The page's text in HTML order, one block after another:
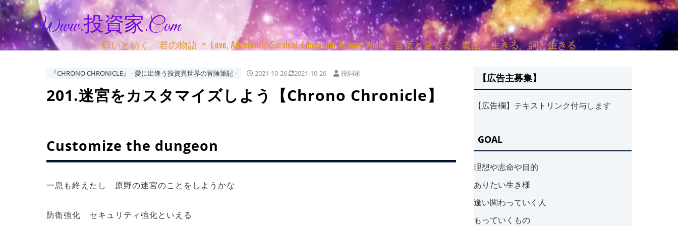
Www.投資家.com
願いと紡ぐ 君の物語 ＊ Love, Adventure, Survival, Education, Kizuna, Wish. 言葉と愛する 魔法と生きる 詞と生きる
『CHRONO CHRONICLE』 ‐ 愛に出逢う投資異世界の冒険筆記 ‐ 2021-10-26 2021-10-26 投詞家
201.迷宮をカスタマイズしよう【Chrono Chronicle】
Customize the dungeon
一息も終えたし 原野の迷宮のことをしようかな
防衛強化 セキュリティ強化といえる
【広告主募集】
【広告欄】テキストリンク付与します
GOAL
理想や志命や目的
ありたい生き様
逢い関わっていく人
もっていくもの